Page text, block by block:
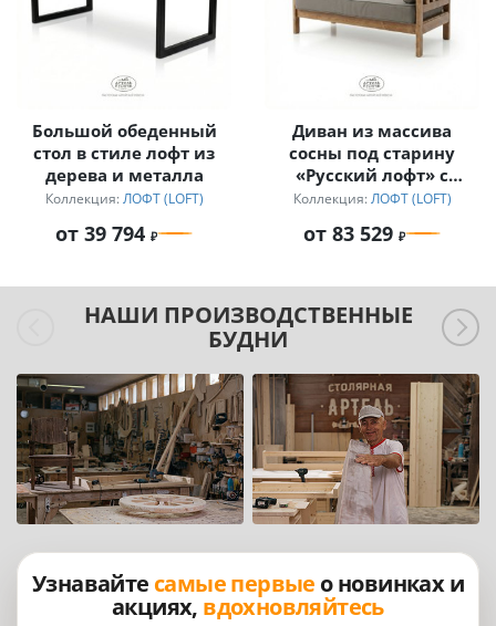
Большой обеденный
стол в стиле лофт из
дерева и металла
Коллекция: ЛОФТ (LOFT)
от 39 794
Диван из массива
сосны под старину
«Русский лофт» с
подушками
Коллекция: ЛОФТ (LOFT)
от 83 529
НАШИ ПРОИЗВОДСТВЕННЫЕ
БУДНИ
Узнавайте самые первые о новинках и
акциях, вдохновляйтесь